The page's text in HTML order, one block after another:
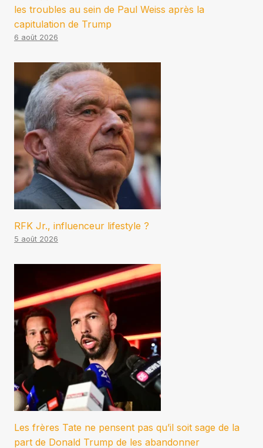
les troubles au sein de Paul Weiss après la
capitulation de Trump
6 août 2026
RFK Jr., influenceur lifestyle ?
5 août 2026
Les frères Tate ne pensent pas qu’il soit sage de la
part de Donald Trump de les abandonner